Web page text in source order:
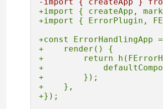
+import { createApp,
+import { ErrorPlugin,
+const ErrorHandlingApp
+    render() {
+        return
+
+        });
+    },
+});